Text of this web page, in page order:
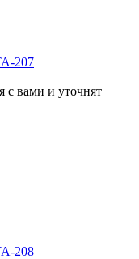
207
с вами и уточнят
208